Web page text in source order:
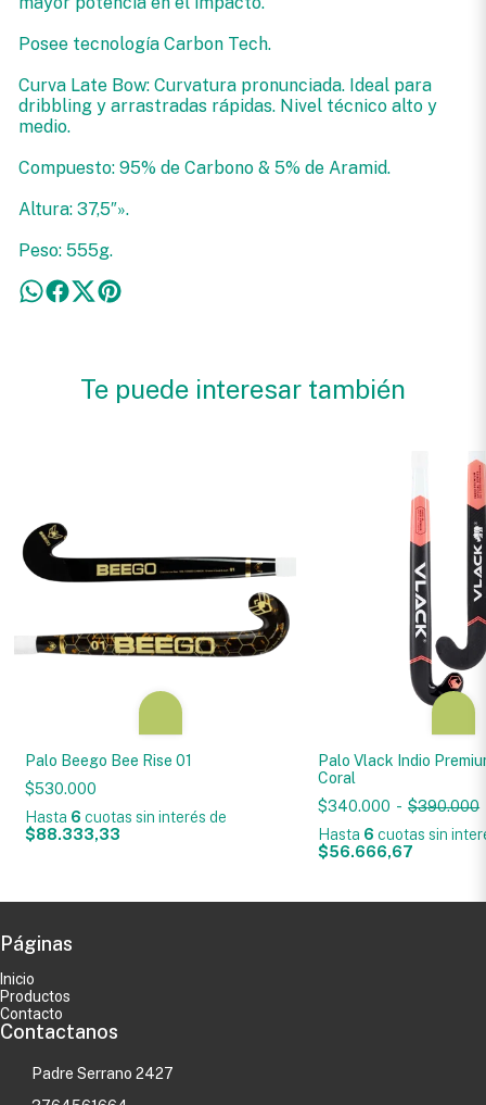
Posee tecnología Carbon Tech.
Curva Late Bow: Curvatura pronunciada. Ideal para
dribbling y arrastradas rápidas. Nivel técnico alto y
medio.
Compuesto: 95% de Carbono & 5% de Aramid.
Altura: 37,5″».
Peso: 555g.
Te puede interesar también
Palo Beego Bee Rise 01
$530.000
Hasta 6 cuotas sin interés de
$88.333,33
Palo Vlack Indio
Coral
$340.000 - $390.000
Hasta 6 cuotas sin
$56.666,67
Páginas
Inicio
Productos
Contacto
Contactanos
Padre Serrano 2427